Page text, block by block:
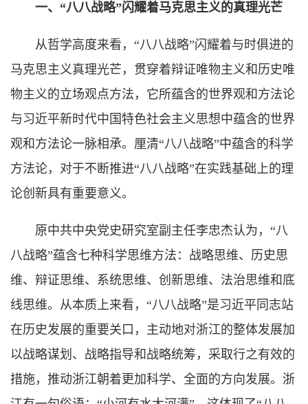
一、“八八战略”闪耀着马克思主义的真理光芒
从哲学高度来看，“八八战略”闪耀着与时俱进的
马克思主义真理光芒，贯穿着辩证唯物主义和历史唯
物主义的立场观点方法，它所蕴含的世界观和方法论
与习近平新时代中国特色社会主义思想中蕴含的世界
观和方法论一脉相承。厘清“八八战略”中蕴含的科学
方法论，对于不断推进“八八战略”在实践基础上的理
论创新具有重要意义。
原中共中央党史研究室副主任李忠杰认为，“八
八战略”蕴含七种科学思维方法：战略思维、历史思
维、辩证思维、系统思维、创新思维、法治思维和底
线思维。从本质上来看，“八八战略”是习近平同志站
在历史发展的重要关口，主动地对浙江的整体发展加
以战略谋划、战略指导和战略统筹，采取行之有效的
措施，推动浙江朝着更加科学、全面的方向发展。浙